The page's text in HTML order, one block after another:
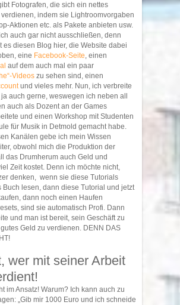
Fotografen, die sich ein nettes
indem sie Lightroomvorgaben
Aktionen etc. als Pakete anbieten usw.
auch gar nicht ausschließen, denn
es diesen Blog hier, die Website dabei
eine Facebook-Seite, einen
auf dem auch mal ein paar
Videos zu sehen sind, einen
und vieles mehr. Nun, ich verbreite
auch gerne, weswegen ich neben all
auch als Dozent an der Games
und einen Workshop mit Studenten
für Musik in Detmold gemacht habe.
Kanälen gebe ich mein Wissen
obwohl mich die Produktion der
das Drumherum auch Geld und
Zeit kostet. Denn ich möchte nicht,
denken, wenn sie diese Tutorials
Buch lesen, dann diese Tutorial und jetzt
dann noch einen Haufen
sind sie automatisch Profi. Dann
und man ist bereit, sein Geschäft zu
Geld zu verdienen. DENN DAS
wer mit seiner Arbeit
im Ansatz! Warum? Ich kann auch zu
„Gib mir 1000 Euro und ich schneide